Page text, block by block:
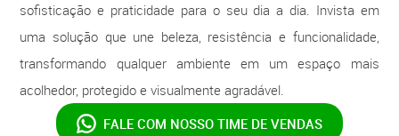
sofisticação e praticidade para o seu dia a dia. Invista em
uma solução que une beleza, resistência e funcionalidade,
transformando qualquer ambiente em um espaço mais
acolhedor, protegido e visualmente agradável.
FALE COM NOSSO TIME DE VENDAS